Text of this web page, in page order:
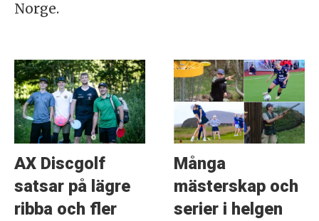
Norge.
AX Discgolf
satsar på lägre
ribba och fler
Många
mästerskap och
serier i helgen